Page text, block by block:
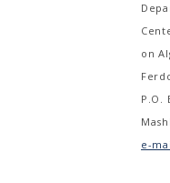
on
P.O.
e-